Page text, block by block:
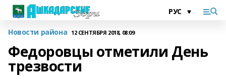
Новости района 12 СЕНТЯБРЯ 2018, 08:09
Федоровцы отметили День
трезвости